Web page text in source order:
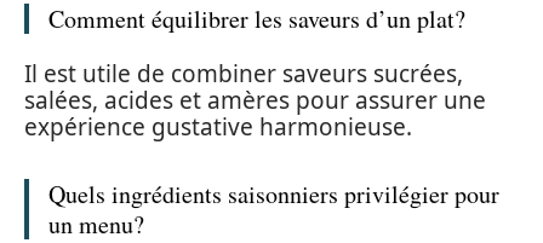
Comment équilibrer les saveurs d’un plat?
Il est utile de combiner saveurs sucrées,
salées, acides et amères pour assurer une
expérience gustative harmonieuse.
Quels ingrédients saisonniers privilégier pour
un menu?